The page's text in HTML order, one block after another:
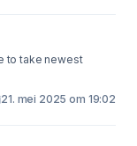
to take newest
21. mei 2025 om 19:02